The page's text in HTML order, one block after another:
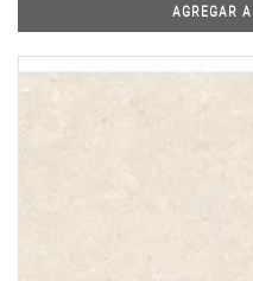
AGREGAR